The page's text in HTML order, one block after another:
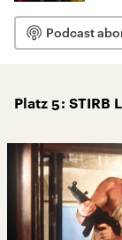
Podcast
Platz 5: STIRB